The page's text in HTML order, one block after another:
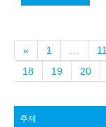
«
전
1 11
18
19 20
주제